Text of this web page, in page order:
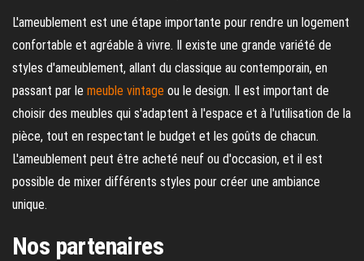
L'ameublement est une étape importante pour rendre un logement
confortable et agréable à vivre. Il existe une grande variété de
styles d'ameublement, allant du classique au contemporain, en
passant par le meuble vintage ou le design. Il est important de
choisir des meubles qui s'adaptent à l'espace et à l'utilisation de la
pièce, tout en respectant le budget et les goûts de chacun.
L'ameublement peut être acheté neuf ou d'occasion, et il est
possible de mixer différents styles pour créer une ambiance
unique.
Nos partenaires